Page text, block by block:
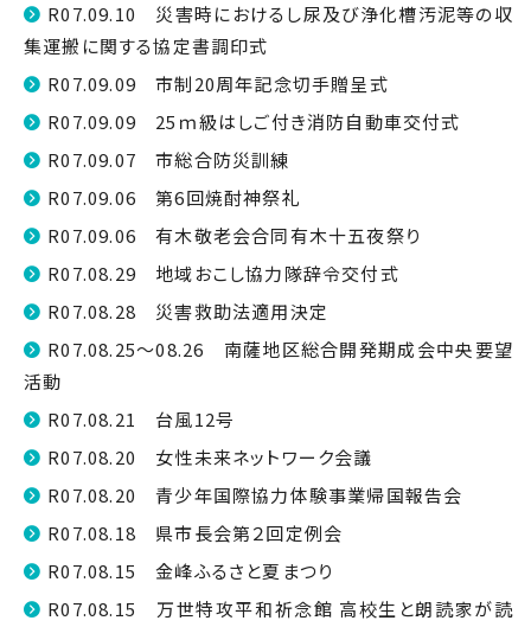
R07.09.10 災害時におけるし尿及び浄化槽汚泥等の収
集運搬に関する協定書調印式
R07.09.09 市制20周年記念切手贈呈式
R07.09.09 25ｍ級はしご付き消防自動車交付式
R07.09.07 市総合防災訓練
R07.09.06 第6回焼酎神祭礼
R07.09.06 有木敬老会合同有木十五夜祭り
R07.08.29 地域おこし協力隊辞令交付式
R07.08.28 災害救助法適用決定
R07.08.25～08.26 南薩地区総合開発期成会中央要望
活動
R07.08.21 台風12号
R07.08.20 女性未来ネットワーク会議
R07.08.20 青少年国際協力体験事業帰国報告会
R07.08.18 県市長会第２回定例会
R07.08.15 金峰ふるさと夏まつり
R07.08.15 万世特攻平和祈念館 高校生と朗読家が読